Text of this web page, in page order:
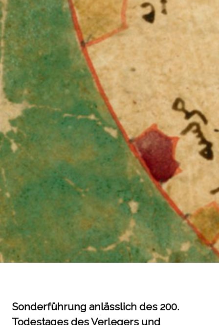
Sonderführung anlässlich des 200.
Todestages des Verlegers und